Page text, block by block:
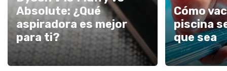
Absolute: ¿Qué
aspiradora es mejor
para ti?
Cómo
piscina
que sea